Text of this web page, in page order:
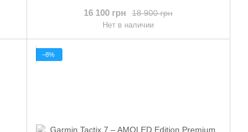
18 900 грн
16 100 грн
Нет в наличии
−8%